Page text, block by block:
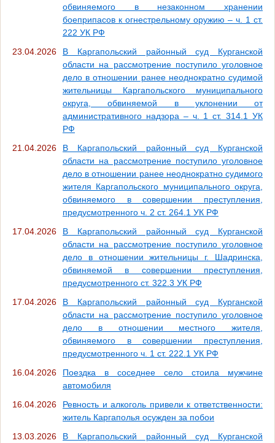
обвиняемого в незаконном хранении
боеприпасов к огнестрельному оружию – ч. 1 ст.
222 УК РФ
23.04.2026
В Каргапольский районный суд Курганской
области на рассмотрение поступило уголовное
дело в отношении ранее неоднократно судимой
жительницы Каргапольского муниципального
округа, обвиняемой в уклонении от
административного надзора – ч. 1 ст. 314.1 УК
РФ
21.04.2026
В Каргапольский районный суд Курганской
области на рассмотрение поступило уголовное
дело в отношении ранее неоднократно судимого
жителя Каргапольского муниципального округа,
обвиняемого в совершении преступления,
предусмотренного ч. 2 ст. 264.1 УК РФ
17.04.2026
В Каргапольский районный суд Курганской
области на рассмотрение поступило уголовное
дело в отношении жительницы г. Шадринска,
обвиняемой в совершении преступления,
предусмотренного ст. 322.3 УК РФ
17.04.2026
В Каргапольский районный суд Курганской
области на рассмотрение поступило уголовное
дело в отношении местного жителя,
обвиняемого в совершении преступления,
предусмотренного ч. 1 ст. 222.1 УК РФ
16.04.2026
Поездка в соседнее село стоила мужчине
автомобиля
16.04.2026
Ревность и алкоголь привели к ответственности:
житель Каргаполья осужден за побои
13.03.2026
В Каргапольский районный суд Курганской